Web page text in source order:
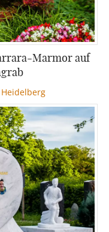
Marmor auf
Heidelberg